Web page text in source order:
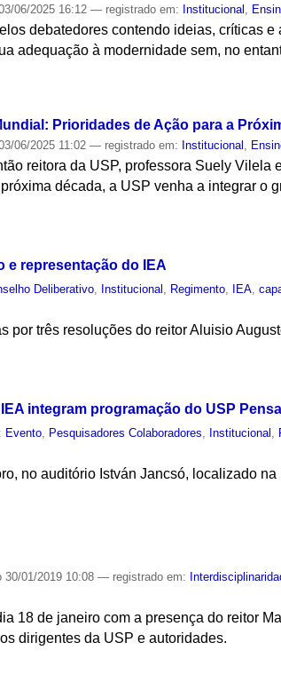
06/2025 16:12— registrado em: Institucional
debatedores contendo ideias, críticas e
adequação à modernidade sem, no
Prioridades de Ação para a
06/2025 11:02— registrado em: Institucional ,
reitora da USP, professora Suely Vilela
década, a USP venha a integrar o
e representação do IEA
Deliberativo, Institucional , Regimento, IEA,
por três resoluções do reitor Aluisio
integram programação do USP
Evento Pesquisadores Colaboradores Institucional
no auditório István Jancsó, localizado
30/01/2019 10:08— registrado em:
18 de janeiro com a presença do reitor
dirigentes da USP e autoridades.